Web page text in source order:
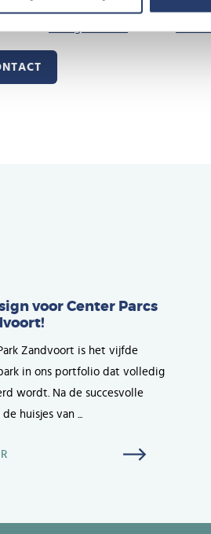
ons
voor Center Parcs
Zandvoort is het vijfde
in ons portfolio dat volledig
wordt. Na de succesvolle
huisjes van ...